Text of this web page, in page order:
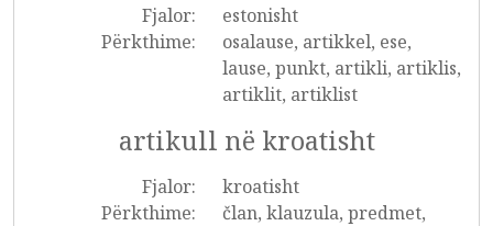
Fjalor:
estonisht
Përkthime:
osalause, artikkel, ese,
lause, punkt, artikli, artiklis,
artiklit, artiklist
artikull në kroatisht
Fjalor:
kroatisht
Përkthime:
član, klauzula, predmet,